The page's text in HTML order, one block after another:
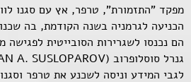
מפקד "התזמורת", טרפר, אץ עם סגנו
הכניעה לגרמניה בשנה הקודמת, בה
הם נכנסו לשגרירות הסובייטית לפגישה
לגבי המידע וניסה לשכנע את טרפר